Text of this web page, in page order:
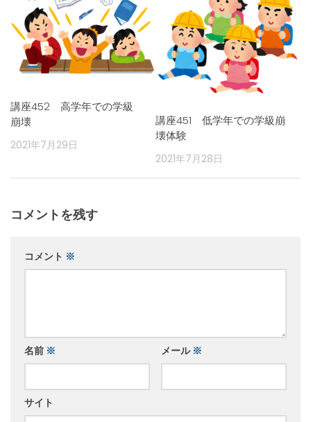
講座452 高学年での学級
崩壊
2021年7月29日
講座451 低学年での学級崩
壊体験
2021年7月28日
コメントを残す
コメント ※
名前 ※ メール ※
サイト